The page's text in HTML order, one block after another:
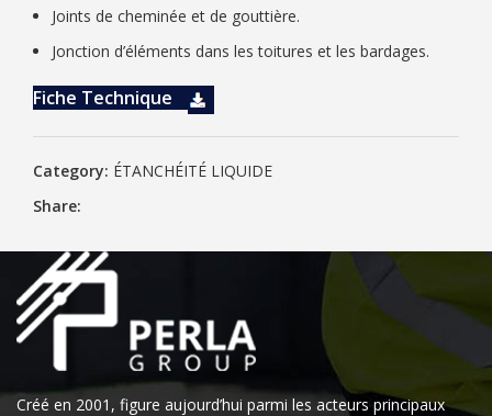
Joints de cheminée et de gouttière.
Jonction d’éléments dans les toitures et les bardages.
Fiche Technique
Category: ÉTANCHÉITÉ LIQUIDE
Share:
Créé en 2001, figure aujourd’hui parmi les acteurs principaux